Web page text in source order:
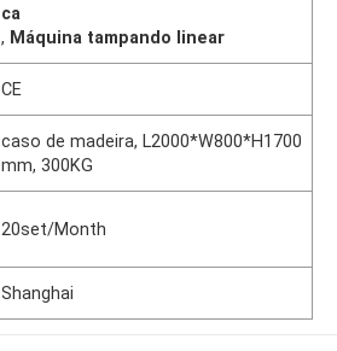
ca
, Máquina tampando linear
CE
caso de madeira, L2000*W800*H1700
mm, 300KG
20set/Month
Shanghai